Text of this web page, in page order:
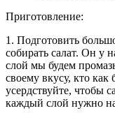
Приготовление:
1. Подготовить
собирать салат. Он у
слой мы будем
своему вкусу, кто
усердствуйте, чтобы
каждый слой нужно